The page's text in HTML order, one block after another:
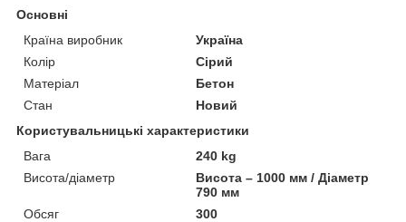
Основні
Країна виробник
Україна
Колір
Сірий
Матеріал
Бетон
Стан
Новий
Користувальницькі характеристики
Вага
240 kg
Висота/діаметр
Висота – 1000 мм / Діаметр
790 мм
Обсяг
300